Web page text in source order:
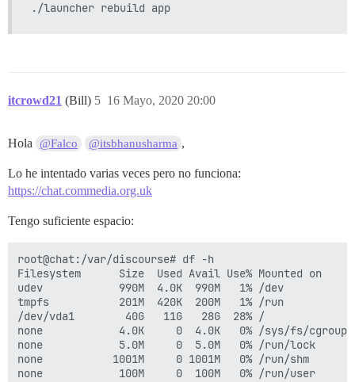
itcrowd21 (Bill) 16 Mayo, 2020 20:00
5
Hola @Falco @itsbhanusharma ,
Lo he intentado varias veces pero no funciona:
https://chat.commedia.org.uk
Tengo suficiente espacio:
root@chat:/var/discourse# df -h
Filesystem      Size  Used Avail Use% Mounted on
udev            990M  4.0K  990M   1% /dev
tmpfs           201M  420K  200M   1% /run
/dev/vda1        40G   11G   28G  28% /
none            4.0K     0  4.0K   0% /sys/fs/cgroup
none            5.0M     0  5.0M   0% /run/lock
none           1001M     0 1001M   0% /run/shm